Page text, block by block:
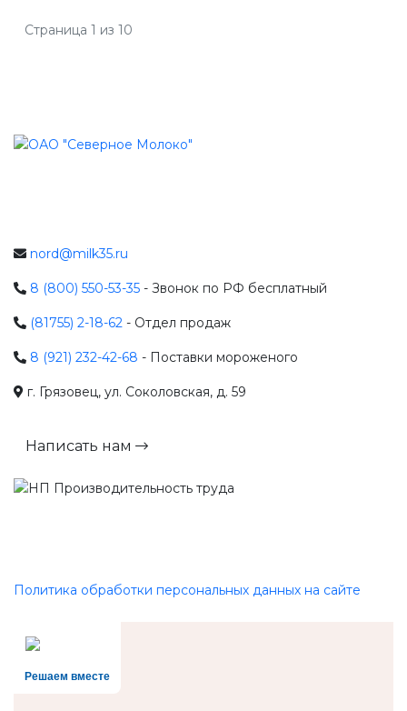
Страница 1 из 10
nord@milk35.ru
8 (800) 550-53-35 - Звонок по РФ бесплатный
(81755) 2-18-62 - Отдел продаж
8 (921) 232-42-68 - Поставки мороженого
г. Грязовец, ул. Соколовская, д. 59
Написать нам
Политика обработки персональных данных на сайте
Решаем вместе